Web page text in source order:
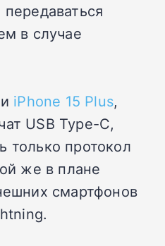
в случае
iPhone 15 Plus,
USB Type-C,
только протокол
же в плане
смартфонов